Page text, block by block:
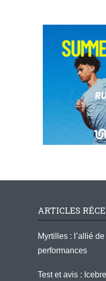
ARTICLES
Myrtilles : l’allié
performances
Test et avis :